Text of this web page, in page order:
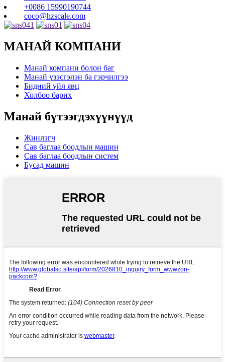
+0086 15990190744
coco@hzscale.com
МАНАЙ КОМПАНИ
Манай компани болон баг
Манай үзэсгэлэн ба гэрчилгээ
Бидний үйл явц
Холбоо барих
Манай бүтээгдэхүүнүүд
Жинлэгч
Сав баглаа боодлын машин
Сав баглаа боодлын систем
Бусад машин